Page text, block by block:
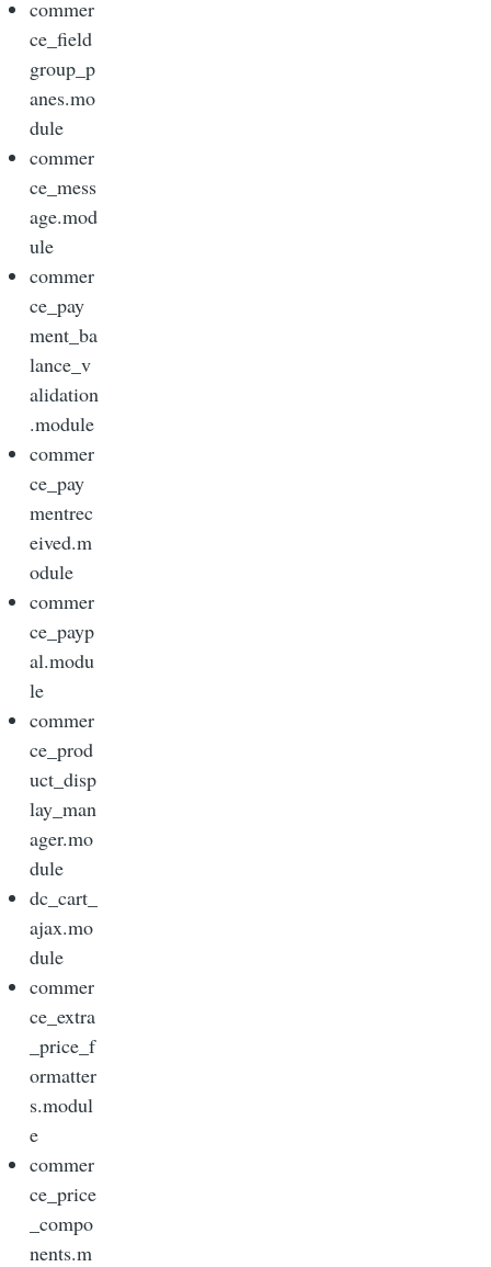
commer
ce_field
group_p
anes.mo
dule
commer
ce_mess
age.mod
ule
commer
ce_pay
ment_ba
lance_v
alidation
.module
commer
ce_pay
mentrec
eived.m
odule
commer
ce_payp
al.modu
le
commer
ce_prod
uct_disp
lay_man
ager.mo
dule
dc_cart_
ajax.mo
dule
commer
ce_extra
_price_f
ormatter
s.modul
e
commer
ce_price
_compo
nents.m